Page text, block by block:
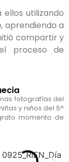
utilizando
, aprendiendo a
compartir y
proceso de
fotografías del
y niños del 5°
momento de